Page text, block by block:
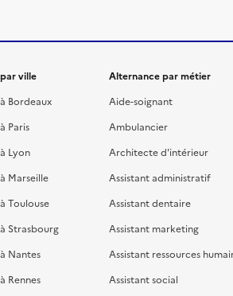
ville
Bordeaux
Paris
Lyon
Marseille
Toulouse
Strasbourg
Nantes
Rennes
Alternance par métier
Aide-soignant
Ambulancier
Architecte d'intérieur
Assistant administratif
Assistant dentaire
Assistant marketing
Assistant ressources
Assistant social